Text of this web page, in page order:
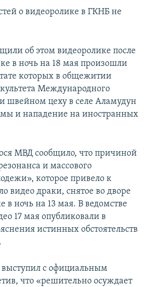
о видеоролике в ГКНБ не
об этом видеоролике после
в ночь на 18 мая произошли
которых в общежитии
Международного
швейном цеху в селе Аламудун
и нападение на иностранных
МВД сообщило, что причиной
и массового
которое привело к
видео драки, снятое во дворе
в ночь на 13 мая. В ведомстве
17 мая опубликовали в
истинных обстоятельств
с официальным
что «решительно осуждает